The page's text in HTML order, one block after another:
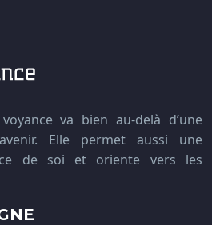
va bien au-delà d’une
Elle permet aussi une
de soi et oriente vers les